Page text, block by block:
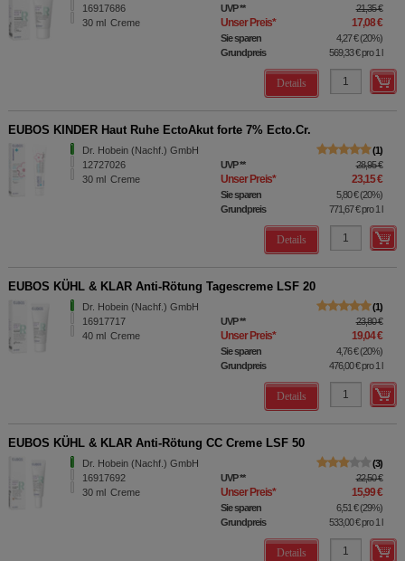
16917686
30 ml Creme
UVP** 21,35 €
Unser Preis* 17,08 €
Sie sparen 4,27 €(20%)
Grundpreis
569,33 €pro 1 l
Details
EUBOS KINDER Haut Ruhe EctoAkut forte 7% Ecto.Cr.
Dr. Hobein (Nachf.) GmbH
12727026
30 ml Creme
1
UVP** 28,95 €
Unser Preis* 23,15 €
Sie sparen 5,80 €(20%)
Grundpreis
771,67 €pro 1 l
Details
EUBOS KÜHL & KLAR Anti-Rötung Tagescreme LSF 20
Dr. Hobein (Nachf.) GmbH
16917717
40 ml Creme
1
UVP** 23,80 €
Unser Preis* 19,04 €
Sie sparen 4,76 €(20%)
Grundpreis
476,00 €pro 1 l
Details
EUBOS KÜHL & KLAR Anti-Rötung CC Creme LSF 50
Dr. Hobein (Nachf.) GmbH
16917692
30 ml Creme
3
UVP** 22,50 €
Unser Preis* 15,99 €
Sie sparen 6,51 €(29%)
Grundpreis
533,00 €pro 1 l
Details